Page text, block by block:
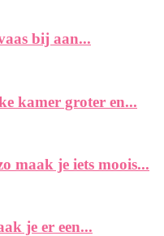
bij aan...
kamer groter en...
maak je iets moois...
je er een...